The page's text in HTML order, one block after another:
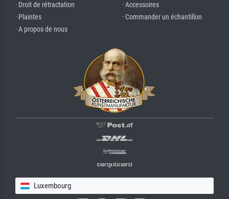
· Droit de rétractation
· Plaintes
· A propos de nous
· Accessoires
· Commander un échantillon
Luxembourg